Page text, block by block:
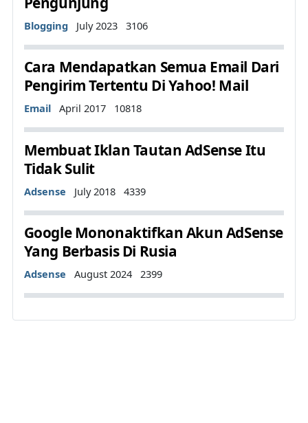
Details
Blogging July 2023 3106
Cara Mendapatkan Semua Email Dari
Pengirim Tertentu Di Yahoo! Mail
Details
Email April 2017 10818
Membuat Iklan Tautan AdSense Itu
Tidak Sulit
Details
Adsense July 2018 4339
Google Mononaktifkan Akun AdSense
Yang Berbasis Di Rusia
Details
Adsense August 2024 2399